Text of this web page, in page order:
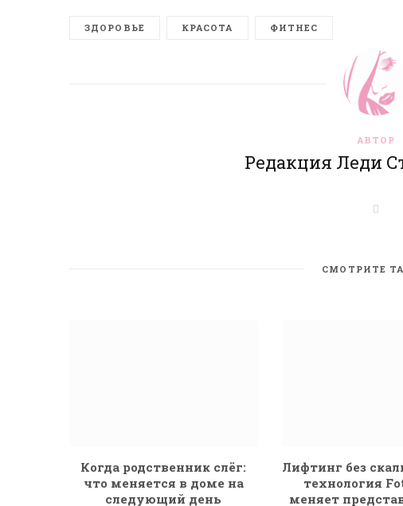
ЗДОРОВЬЕ КРАСОТА ФИТНЕС
АВТОР
Редакция Леди
e
СМОТРИТЕ
Когда родственник слёг:
что меняется в доме на
следующий день
Лифтинг без
технология
меняет